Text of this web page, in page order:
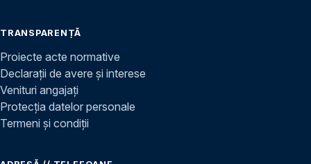
TRANSPARENȚĂ
Proiecte acte normative
Declarații de avere și interese
Venituri angajați
Protecția datelor personale
Termeni și condiții